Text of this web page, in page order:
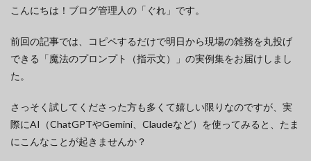
こんにちは！ブログ管理人の「ぐれ」です。
前回の記事では、コピペするだけで明日から現場の雑務を丸投げ
できる「魔法のプロンプト（指示文）」の実例集をお届けしまし
た。
さっそく試してくださった方も多くて嬉しい限りなのですが、実
際にAI（ChatGPTやGemini、Claudeなど）を使ってみると、たま
にこんなことが起きませんか？